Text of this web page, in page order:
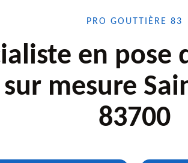
PRO GOUTTIÈRE 83
en pose
mesure
83700